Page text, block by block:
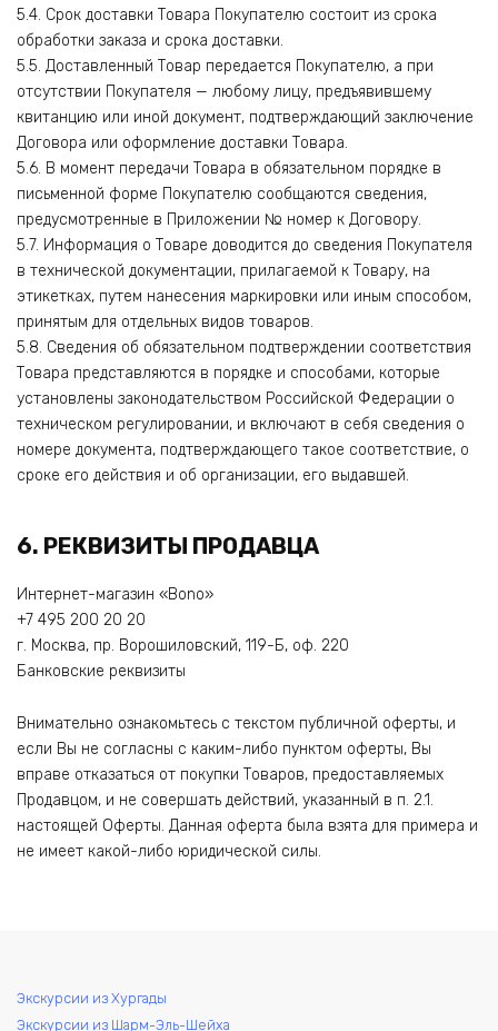
5.4. Срок доставки Товара Покупателю состоит из срока
обработки заказа и срока доставки.
5.5. Доставленный Товар передается Покупателю, а при
отсутствии Покупателя — любому лицу, предъявившему
квитанцию или иной документ, подтверждающий заключение
Договора или оформление доставки Товара.
5.6. В момент передачи Товара в обязательном порядке в
письменной форме Покупателю сообщаются сведения,
предусмотренные в Приложении № номер к Договору.
5.7. Информация о Товаре доводится до сведения Покупателя
в технической документации, прилагаемой к Товару, на
этикетках, путем нанесения маркировки или иным способом,
принятым для отдельных видов товаров.
5.8. Сведения об обязательном подтверждении соответствия
Товара представляются в порядке и способами, которые
установлены законодательством Российской Федерации о
техническом регулировании, и включают в себя сведения о
номере документа, подтверждающего такое соответствие, о
сроке его действия и об организации, его выдавшей.
6. РЕКВИЗИТЫ ПРОДАВЦА
Интернет-магазин «Bono»
+7 495 200 20 20
г. Москва, пр. Ворошиловский, 119-Б, оф. 220
Банковские реквизиты
Внимательно ознакомьтесь с текстом публичной оферты, и
если Вы не согласны с каким-либо пунктом оферты, Вы
вправе отказаться от покупки Товаров, предоставляемых
Продавцом, и не совершать действий, указанный в п. 2.1.
настоящей Оферты. Данная оферта была взята для примера и
не имеет какой-либо юридической силы.
Экскурсии из Хургады
Экскурсии из Шарм-Эль-Шейха